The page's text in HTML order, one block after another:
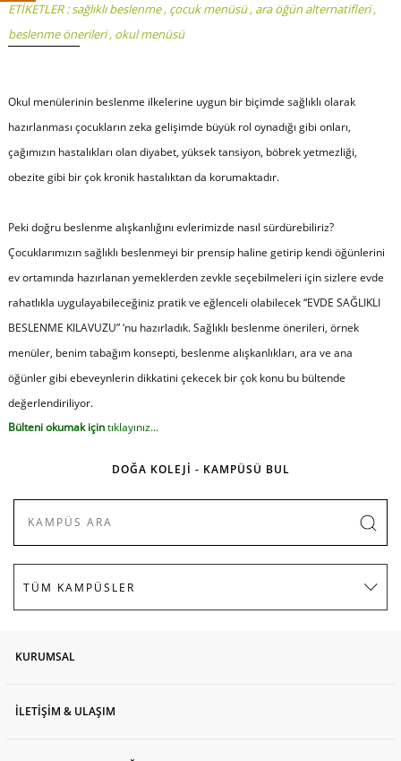
ETİKETLER :sağlıklı beslenme, çocuk menüsü, ara öğün alternatifleri,
beslenme önerileri, okul menüsü
Okul menülerinin beslenme ilkelerine uygun bir biçimde sağlıklı olarak
hazırlanması çocukların zeka gelişimde büyük rol oynadığı gibi onları,
çağımızın hastalıkları olan diyabet, yüksek tansiyon, böbrek yetmezliği,
obezite gibi bir çok kronik hastalıktan da korumaktadır.
Peki doğru beslenme alışkanlığını evlerimizde nasıl sürdürebiliriz?
Çocuklarımızın sağlıklı beslenmeyi bir prensip haline getirip kendi öğünlerini
ev ortamında hazırlanan yemeklerden zevkle seçebilmeleri için sizlere evde
rahatlıkla uygulayabileceğiniz pratik ve eğlenceli olabilecek “EVDE SAĞLIKLI
BESLENME KILAVUZU” ‘nu hazırladık. Sağlıklı beslenme önerileri, örnek
menüler, benim tabağım konsepti, beslenme alışkanlıkları, ara ve ana
öğünler gibi ebeveynlerin dikkatini çekecek bir çok konu bu bültende
değerlendiriliyor.
Bülteni okumak içintıklayınız...
DOĞA KOLEJİ - KAMPÜSÜ BUL
KURUMSAL
İLETİŞİM & ULAŞIM